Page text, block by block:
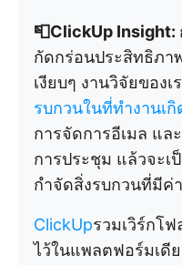
📮ClickUp Insight:
กัดกร่อนประสิทธิภา
เงียบๆ งานวิจัยของเ
รบกวนในที่ทำงานเ
การจัดการอีเมล แล
การประชุม แล้วจะเ
กำจัดสิ่งรบกวนที่มีค่
ClickUpรวมเวิร์กโ
ไว้ในแพลตฟอร์มเดี